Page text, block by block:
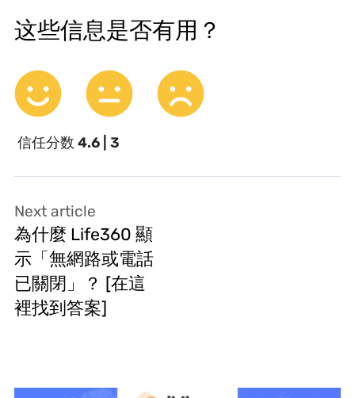
这些信息是否有用？
信任分数 4.6 | 3
Next article
為什麼 Life360 顯
示「無網路或電話
已關閉」？ [在這
裡找到答案]